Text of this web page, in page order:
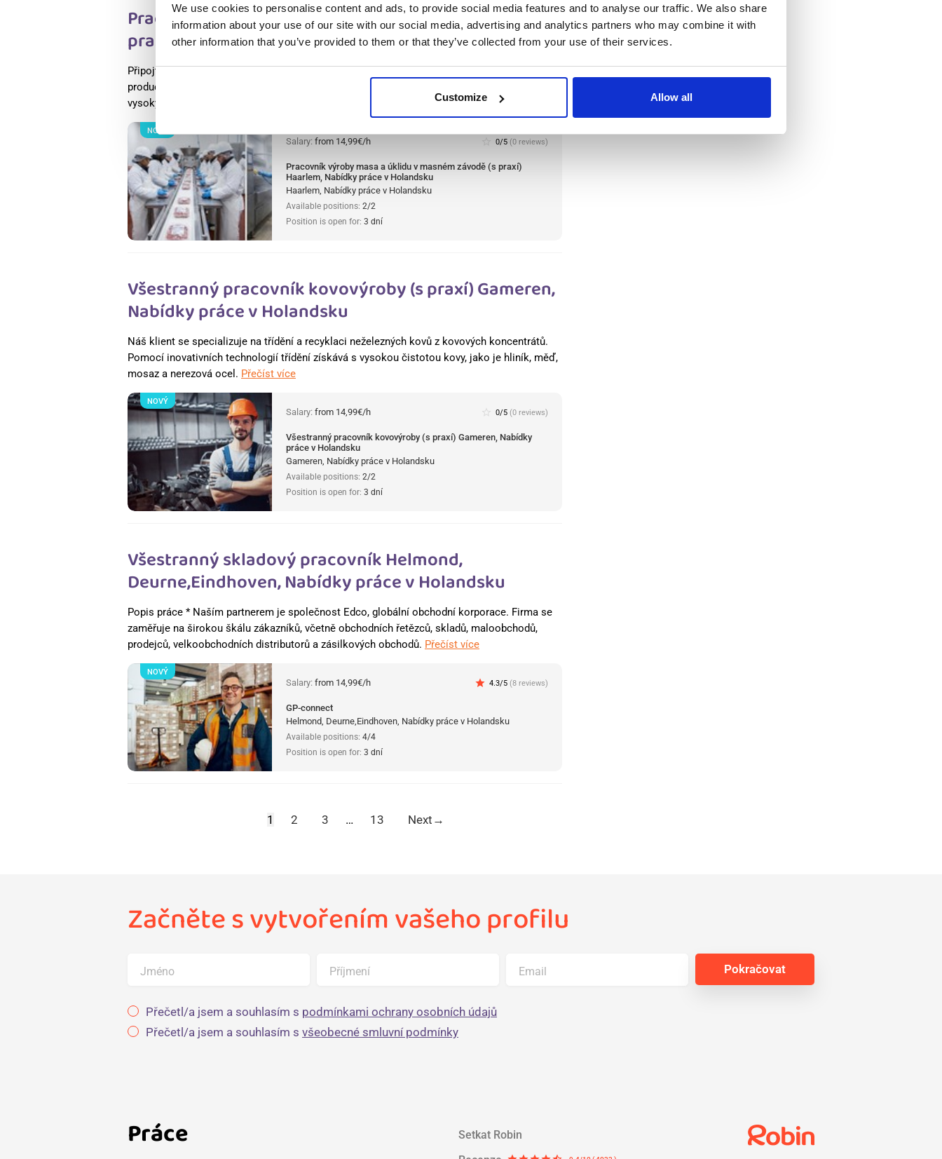
We use cookies to personalise content and ads, to provide social media features and to analyse our traffic. We also share
information about your use of our site with our social media, advertising and analytics partners who may combine it with
other information that you’ve provided to them or that they’ve collected from your use of their services.
Customize Allow all
Pracovník výroby masa a úklidu v masném závodě (s
praxí) Haarlem, Nabídky práce v Holandsku
Připojte se ke světově uznávané potravinářské společnosti a jednomu z největších
producentů masa v Evropě jako pracovník výroby masa a úklidu. Společnost je známá
vysokými standardy potravinové bezpečnosti, inovací a důrazem na kvalitu.Přečíst více
Salary: from 14,99€/h 0/5 (0 reviews)
Pracovník výroby masa a úklidu v masném závodě (s praxí)
Haarlem, Nabídky práce v Holandsku
Haarlem, Nabídky práce v Holandsku
Available positions: 2/2
Position is open for: 3 dní
NOVÝ
Všestranný pracovník kovovýroby (s praxí) Gameren,
Nabídky práce v Holandsku
Náš klient se specializuje na třídění a recyklaci neželezných kovů z kovových koncentrátů.
Pomocí inovativních technologií třídění získává s vysokou čistotou kovy, jako je hliník, měď,
mosaz a nerezová ocel. Přečíst více
Salary: from 14,99€/h star_border 0/5 (0 reviews)
Všestranný pracovník kovovýroby (s praxí) Gameren, Nabídky
práce v Holandsku
Gameren, Nabídky práce v Holandsku
Available positions: 2/2
Position is open for: 3 dní
NOVÝ
Všestranný skladový pracovník Helmond,
Deurne,Eindhoven, Nabídky práce v Holandsku
Popis práce * Naším partnerem je společnost Edco, globální obchodní korporace. Firma se
zaměřuje na širokou škálu zákazníků, včetně obchodních řetězců, skladů, maloobchodů,
prodejců, velkoobchodních distributorů a zásilkových obchodů. Přečíst více
Salary: from 14,99€/h star 4.3/5 (8 reviews)
GP-connect
Helmond, Deurne,Eindhoven, Nabídky práce v Holandsku
Available positions: 4/4
Position is open for: 3 dní
NOVÝ
1 2 3 … 13 Next →
Začněte s vytvořením vašeho profilu
Jméno Příjmení Email
Přečetl/a jsem a souhlasím s podmínkami ochrany osobních údajů
Přečetl/a jsem a souhlasím s všeobecné smluvní podmínky
Práce
Setkat Robin